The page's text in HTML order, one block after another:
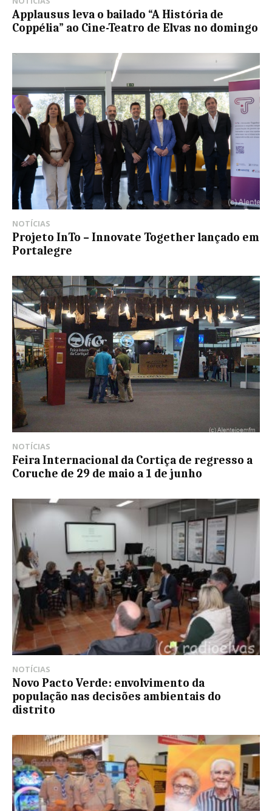
Applausus leva o bailado “A História de
Coppélia” ao Cine-Teatro de Elvas no domingo
NOTÍCIAS
Projeto InTo – Innovate Together lançado em
Portalegre
NOTÍCIAS
Feira Internacional da Cortiça de regresso a
Coruche de 29 de maio a 1 de junho
NOTÍCIAS
Novo Pacto Verde: envolvimento da
população nas decisões ambientais do
distrito